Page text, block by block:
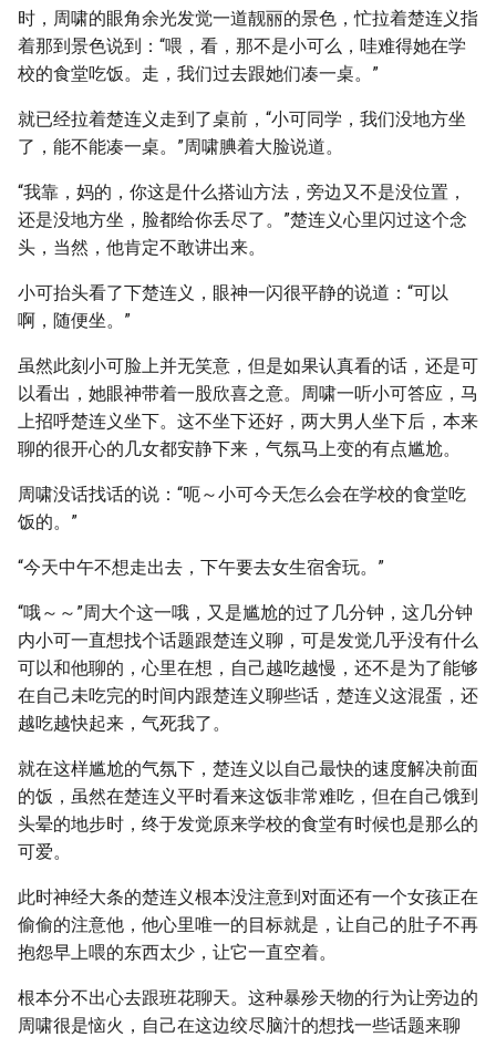
时，周啸的眼角余光发觉一道靓丽的景色，忙拉着楚连义指
着那到景色说到：“喂，看，那不是小可么，哇难得她在学
校的食堂吃饭。走，我们过去跟她们凑一桌。”
就已经拉着楚连义走到了桌前，“小可同学，我们没地方坐
了，能不能凑一桌。”周啸腆着大脸说道。
“我靠，妈的，你这是什么搭讪方法，旁边又不是没位置，
还是没地方坐，脸都给你丢尽了。”楚连义心里闪过这个念
头，当然，他肯定不敢讲出来。
小可抬头看了下楚连义，眼神一闪很平静的说道：“可以
啊，随便坐。”
虽然此刻小可脸上并无笑意，但是如果认真看的话，还是可
以看出，她眼神带着一股欣喜之意。周啸一听小可答应，马
上招呼楚连义坐下。这不坐下还好，两大男人坐下后，本来
聊的很开心的几女都安静下来，气氛马上变的有点尴尬。
周啸没话找话的说：“呃～小可今天怎么会在学校的食堂吃
饭的。”
“今天中午不想走出去，下午要去女生宿舍玩。”
“哦～～”周大个这一哦，又是尴尬的过了几分钟，这几分钟
内小可一直想找个话题跟楚连义聊，可是发觉几乎没有什么
可以和他聊的，心里在想，自己越吃越慢，还不是为了能够
在自己未吃完的时间内跟楚连义聊些话，楚连义这混蛋，还
越吃越快起来，气死我了。
就在这样尴尬的气氛下，楚连义以自己最快的速度解决前面
的饭，虽然在楚连义平时看来这饭非常难吃，但在自己饿到
头晕的地步时，终于发觉原来学校的食堂有时候也是那么的
可爱。
此时神经大条的楚连义根本没注意到对面还有一个女孩正在
偷偷的注意他，他心里唯一的目标就是，让自己的肚子不再
抱怨早上喂的东西太少，让它一直空着。
根本分不出心去跟班花聊天。这种暴殄天物的行为让旁边的
周啸很是恼火，自己在这边绞尽脑汁的想找一些话题来聊